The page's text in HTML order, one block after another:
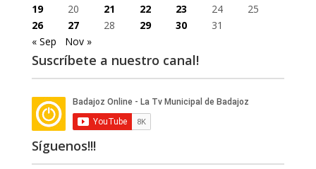
19
20 21 22 23 24
25
26
27 28 29 30
31
« Sep
Nov »
Suscríbete a nuestro canal!
Síguenos!!!